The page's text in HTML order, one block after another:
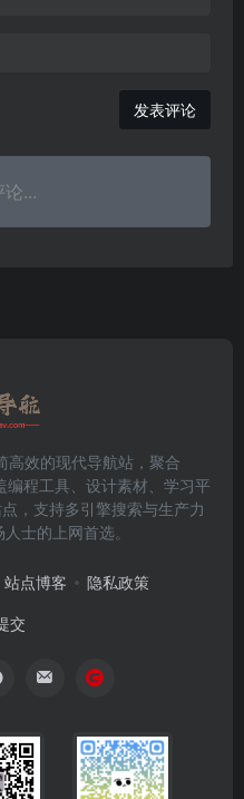
发表评论
论...
效的现代导航站，聚合
程工具、设计素材、学习平
，支持多引擎搜索与生产力
士的上网首选。
站点博客 隐私政策
交